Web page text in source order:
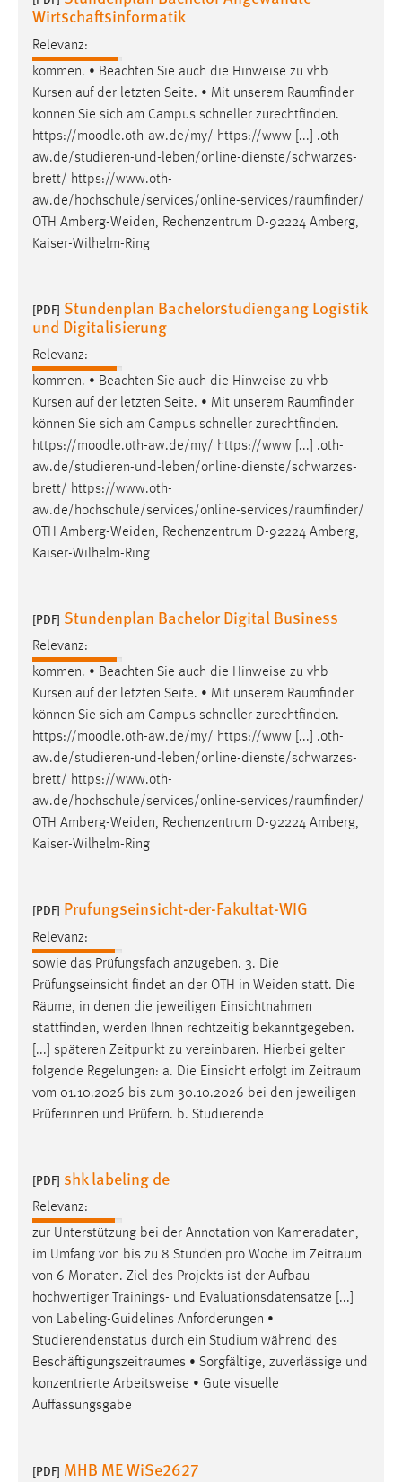
Wirtschaftsinformatik
Relevanz:
kommen. • Beachten Sie auch die Hinweise zu vhb
Kursen auf der letzten Seite. • Mit unserem Raumfinder
können Sie sich am Campus schneller zurechtfinden.
https://moodle.oth-aw.de/my/ https://www [...] .oth-
aw.de/studieren-und-leben/online-dienste/schwarzes-
brett/ https://www.oth-
aw.de/hochschule/services/online-services/raumfinder/
OTH Amberg-Weiden, Rechenzentrum D-92224 Amberg,
Kaiser-Wilhelm-Ring
[PDF] Stundenplan Bachelorstudiengang Logistik
und Digitalisierung
Relevanz:
kommen. • Beachten Sie auch die Hinweise zu vhb
Kursen auf der letzten Seite. • Mit unserem Raumfinder
können Sie sich am Campus schneller zurechtfinden.
https://moodle.oth-aw.de/my/ https://www [...] .oth-
aw.de/studieren-und-leben/online-dienste/schwarzes-
brett/ https://www.oth-
aw.de/hochschule/services/online-services/raumfinder/
OTH Amberg-Weiden, Rechenzentrum D-92224 Amberg,
Kaiser-Wilhelm-Ring
[PDF] Stundenplan Bachelor Digital Business
Relevanz:
kommen. • Beachten Sie auch die Hinweise zu vhb
Kursen auf der letzten Seite. • Mit unserem Raumfinder
können Sie sich am Campus schneller zurechtfinden.
https://moodle.oth-aw.de/my/ https://www [...] .oth-
aw.de/studieren-und-leben/online-dienste/schwarzes-
brett/ https://www.oth-
aw.de/hochschule/services/online-services/raumfinder/
OTH Amberg-Weiden, Rechenzentrum D-92224 Amberg,
Kaiser-Wilhelm-Ring
[PDF] Prufungseinsicht-der-Fakultat-WIG
Relevanz:
sowie das Prüfungsfach anzugeben. 3. Die
Prüfungseinsicht findet an der OTH in Weiden statt. Die
Räume, in denen die jeweiligen Einsichtnahmen
stattfinden, werden Ihnen rechtzeitig bekanntgegeben.
[...] späteren Zeitpunkt zu vereinbaren. Hierbei gelten
folgende Regelungen: a. Die Einsicht erfolgt im Zeitraum
vom 01.10.2026 bis zum 30.10.2026 bei den jeweiligen
Prüferinnen und Prüfern. b. Studierende
[PDF] shk labeling de
Relevanz:
zur Unterstützung bei der Annotation von Kameradaten,
im Umfang von bis zu 8 Stunden pro Woche im Zeitraum
von 6 Monaten. Ziel des Projekts ist der Aufbau
hochwertiger Trainings- und Evaluationsdatensätze [...]
von Labeling-Guidelines Anforderungen •
Studierendenstatus durch ein Studium während des
Beschäftigungszeitraumes • Sorgfältige, zuverlässige und
konzentrierte Arbeitsweise • Gute visuelle
Auffassungsgabe
[PDF] MHB ME WiSe2627
EXTERNE MEDIEN
Plattformen anzeigen zu können, werden von diesen
externen Medien Cookies gesetzt.
YouTube
Vimeo